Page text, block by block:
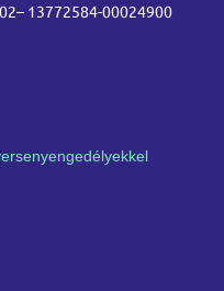
13772584-00024900